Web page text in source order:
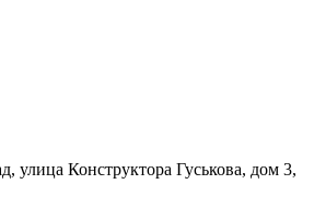
улица Конструктора Гуськова, дом 3,